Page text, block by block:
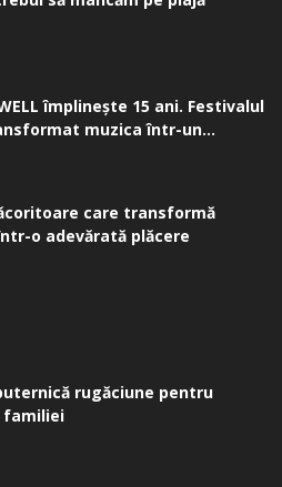
WELL împlinește 15 ani. Festivalul
muzica într-un...
care transformă
o adevărată plăcere
rugăciune pentru
familiei